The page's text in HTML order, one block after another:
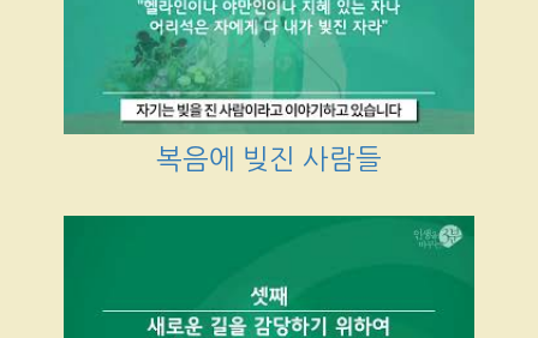
복음에 빚진 사람들